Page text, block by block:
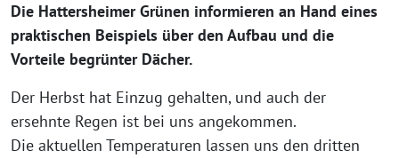
Die Hattersheimer Grünen informieren an Hand eines
praktischen Beispiels über den Aufbau und die
Vorteile begrünter Dächer.
Der Herbst hat Einzug gehalten, und auch der
ersehnte Regen ist bei uns angekommen.
Die aktuellen Temperaturen lassen uns den dritten